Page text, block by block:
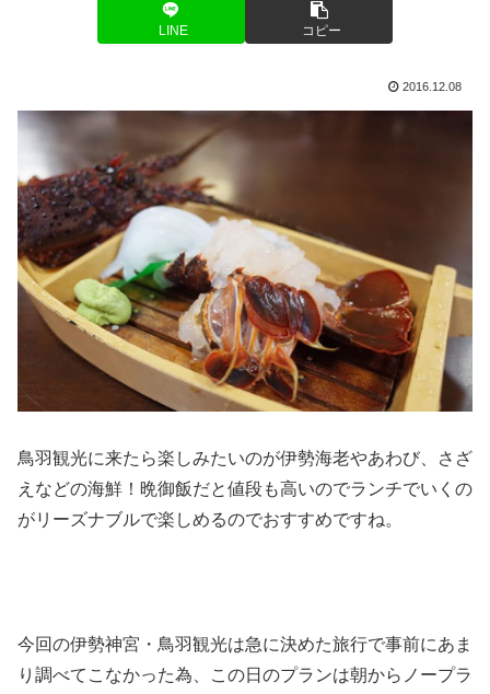
LINE コピー
2016.12.08
鳥羽観光に来たら楽しみたいのが伊勢海老やあわび、さざ
えなどの海鮮！晩御飯だと値段も高いのでランチでいくの
がリーズナブルで楽しめるのでおすすめですね。
今回の伊勢神宮・鳥羽観光は急に決めた旅行で事前にあま
り調べてこなかった為、この日のプランは朝からノープラ